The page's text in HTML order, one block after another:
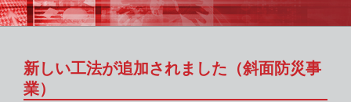
新しい工法が追加されました（斜面防災事
業）